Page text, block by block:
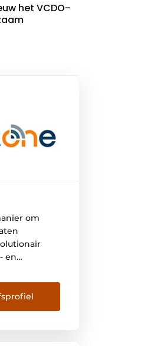
het VCDO-
om
en
toegang –
via